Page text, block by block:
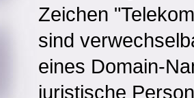
Zeichen
sind
eines Domain-
juristische